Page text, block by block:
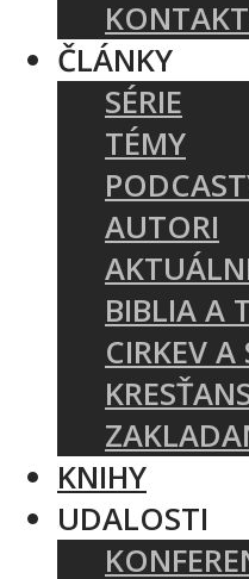
ČLÁNKY
SÉRIE
TÉMY
AUTORI
BIBLIA A
CIRKEV
KNIHY
UDALOSTI